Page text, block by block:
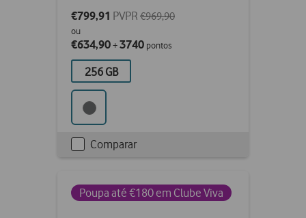
€799,91 PVPR €969,90
ou
€634,90+3740 pontos
256 GB
Checkbox
Comparar
Poupa até €180 em Clube Viva